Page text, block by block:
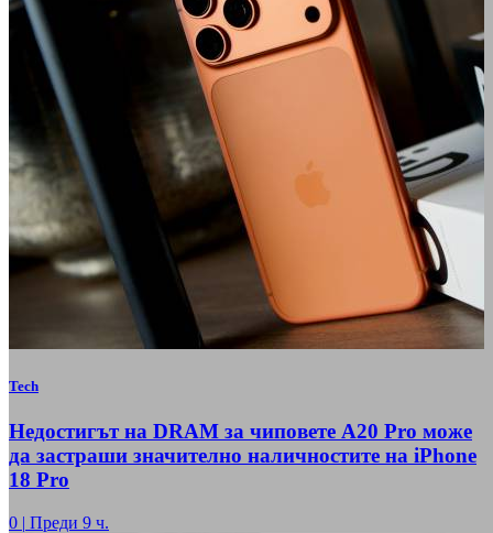
Tech
Недостигът на DRAM за чиповете A20 Pro може
да застраши значително наличностите на iPhone
18 Pro
0 | Преди 9 ч.